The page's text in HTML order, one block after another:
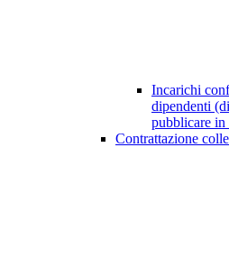
Incarichi
dipendenti
pubblicare in
Contrattazione